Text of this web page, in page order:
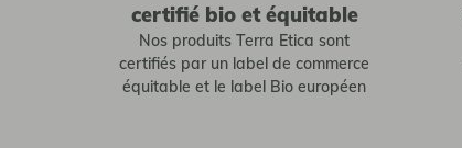
certifié bio et équitable
Nos produits Terra Etica sont
certifiés par un label de commerce
équitable et le label Bio européen